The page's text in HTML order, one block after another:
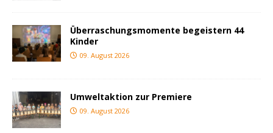
Überraschungsmomente begeistern 44
Kinder
09. August 2026
Umweltaktion zur Premiere
09. August 2026